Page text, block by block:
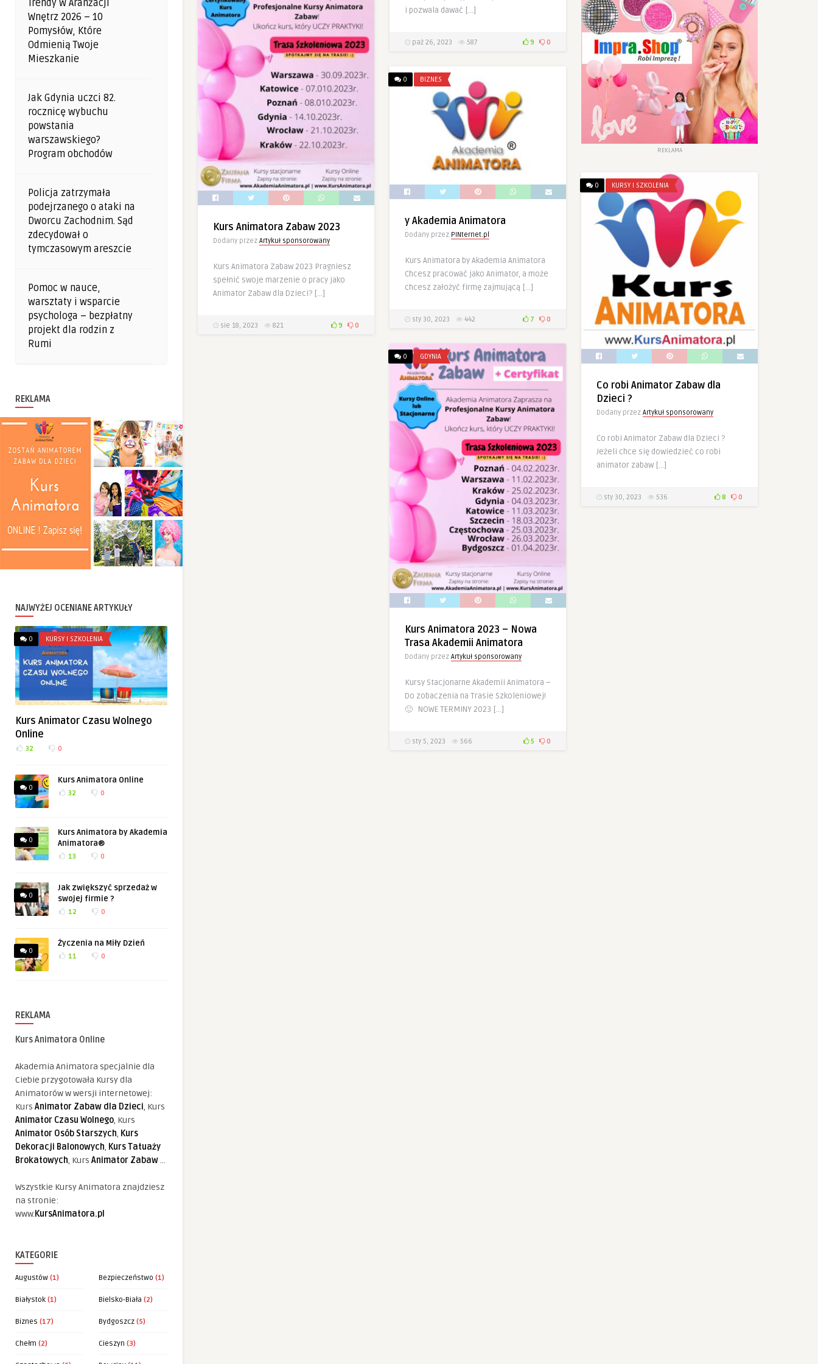
Trendy W Aranżacji
Wnętrz 2026 – 10
Pomysłów, Które
Odmienią Twoje
Mieszkanie
Jak Gdynia uczci 82.
rocznicę wybuchu
powstania
warszawskiego?
Program obchodów
Policja zatrzymała
podejrzanego o ataki na
Dworcu Zachodnim. Sąd
zdecydował o
tymczasowym areszcie
Pomoc w nauce,
warsztaty i wsparcie
psychologa – bezpłatny
projekt dla rodzin z
Rumi
REKLAMA
NAJWYŻEJ OCENIANE ARTYKUŁY
0 KURSY I SZKOLENIA
Kurs Animator Czasu Wolnego
Online
32 0
0
Kurs Animatora Online
32 0
0
Kurs Animatora by Akademia
Animatora®
13 0
0
Jak zwiększyć sprzedaż w
swojej firmie ?
12 0
0
Życzenia na Miły Dzień
11 0
REKLAMA
Kurs Animatora Online
Akademia Animatora specjalnie dla
Ciebie przygotowała Kursy dla
Animatorów w wersji internetowej:
Kurs Animator Zabaw dla Dzieci, Kurs
Animator Czasu Wolnego, Kurs
Animator Osób Starszych, Kurs
Dekoracji Balonowych, Kurs Tatuaży
Brokatowych, Kurs Animator Zabaw...
Wszystkie Kursy Animatora znajdziesz
na stronie:
www.KursAnimatora.pl
KATEGORIE
Augustów (1) Bezpieczeństwo (1)
Białystok (1) Bielsko-Biała (2)
Biznes (17) Bydgoszcz (5)
Chełm (2) Cieszyn (3)
i pozwala dawać […]
paź 26, 2023 587 9 0
Kurs Animatora Zabaw 2023
Dodany przez Artykuł sponsorowany
Kurs Animatora Zabaw 2023 Pragniesz
spełnić swoje marzenie o pracy jako
Animator Zabaw dla Dzieci? […]
sie 18, 2023 821 9 0
REKLAMA
0 BIZNES
y Akademia Animatora
Dodany przez PINternet.pl
Kurs Animatora by Akademia Animatora
Chcesz pracować jako Animator, a może
chcesz założyć firmę zajmującą […]
sty 30, 2023 442 7 0
0 KURSY I SZKOLENIA
Co robi Animator Zabaw dla
Dzieci ?
Dodany przez Artykuł sponsorowany
Co robi Animator Zabaw dla Dzieci ?
Jeżeli chce się dowiedzieć co robi
animator zabaw […]
sty 30, 2023 536 8 0
0 GDYNIA
Kurs Animatora 2023 – Nowa
Trasa Akademii Animatora
Dodany przez Artykuł sponsorowany
Kursy Stacjonarne Akademii Animatora –
Do zobaczenia na Trasie Szkoleniowej!
🙂 NOWE TERMINY 2023 […]
sty 5, 2023 566 5 0